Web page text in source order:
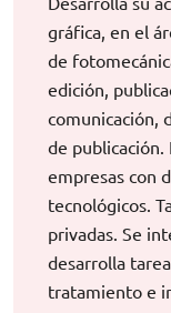
gráfica, en el
de
edición,
comunicación,
de publicación.
empresas con
tecnológicos.
privadas. Se
desarrolla
tratamiento e